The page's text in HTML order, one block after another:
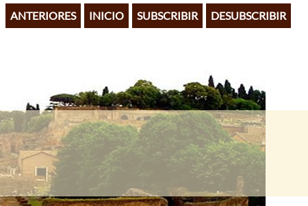
ANTERIORES INICIO SUBSCRIBIR DESUBSCRIBIR